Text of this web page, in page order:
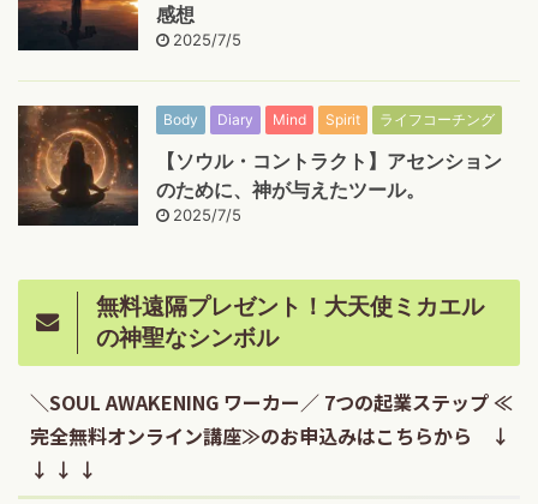
感想
2025/7/5
Body Diary Mind Spirit ライフコーチング
【ソウル・コントラクト】アセンション
のために、神が与えたツール。
2025/7/5
無料遠隔プレゼント！大天使ミカエル
の神聖なシンボル
＼SOUL AWAKENING ワーカー／ 7つの起業ステップ ≪
完全無料オンライン講座≫のお申込みはこちらから ↓
↓ ↓ ↓